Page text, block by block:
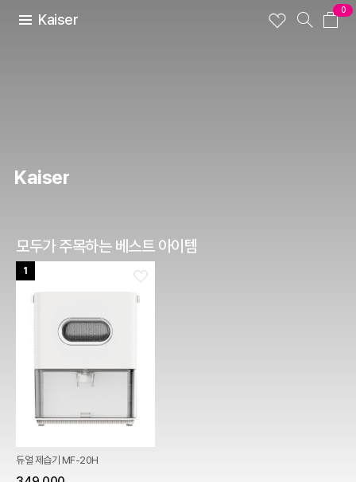
Kaiser
0
Kaiser
모두가 주목하는 베스트 아이템
1
듀얼 제습기 MF-20H